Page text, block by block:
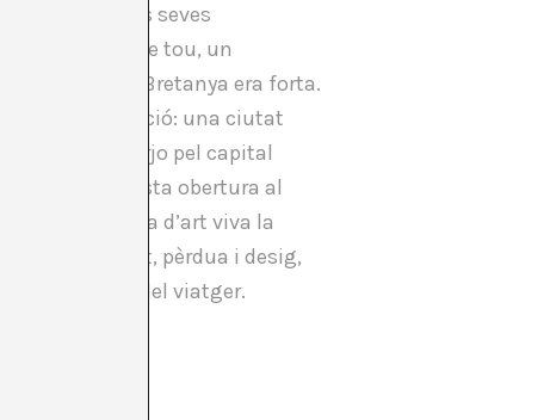
és per les seves
nacionalisme tou, un
què la Gran Bretanya era forta.
seva imaginació: una ciutat
pati d’esbarjo pel capital
força és aquesta obertura al
, una peça d’art viva la
i mort, pèrdua i desig,
sobre la pell del viatger.